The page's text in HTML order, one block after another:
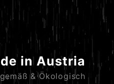
in Austria
& Ökologisch